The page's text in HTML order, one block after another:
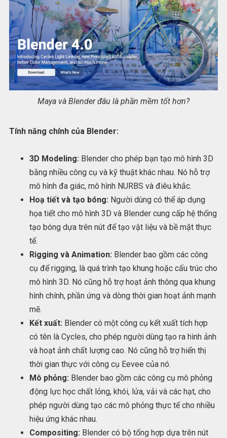
Maya và Blender đâu là phần mềm tốt hơn?
Tính năng chính của Blender:
3D Modeling: Blender cho phép bạn tạo mô hình 3D
bằng nhiều công cụ và kỹ thuật khác nhau. Nó hỗ trợ
mô hình đa giác, mô hình NURBS và điêu khắc.
Hoạ tiết và tạo bóng: Người dùng có thể áp dụng
họa tiết cho mô hình 3D và Blender cung cấp hệ thống
tạo bóng dựa trên nút để tạo vật liệu và bề mặt thực
tế.
Rigging và Animation: Blender bao gồm các công
cụ để rigging, là quá trình tạo khung hoặc cấu trúc cho
mô hình 3D. Nó cũng hỗ trợ hoạt ảnh thông qua khung
hình chính, phần ứng và dòng thời gian hoạt ảnh mạnh
mẽ.
Kết xuất: Blender có một công cụ kết xuất tích hợp
có tên là Cycles, cho phép người dùng tạo ra hình ảnh
và hoạt ảnh chất lượng cao. Nó cũng hỗ trợ hiển thị
thời gian thực với công cụ Eevee của nó.
Mô phỏng: Blender bao gồm các công cụ mô phỏng
động lực học chất lỏng, khói, lửa, vải và các hạt, cho
phép người dùng tạo các mô phỏng thực tế cho nhiều
hiệu ứng khác nhau.
Compositing: Blender có bộ tổng hợp dựa trên nút